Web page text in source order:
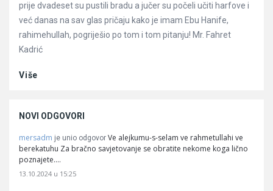
prije dvadeset su pustili bradu a jučer su počeli učiti harfove i
već danas na sav glas pričaju kako je imam Ebu Hanife,
rahimehullah, pogriješio po tom i tom pitanju! Mr. Fahret
Kadrić
Više
NOVI ODGOVORI
mersadm je unio odgovor Ve alejkumu-s-selam ve rahmetullahi ve
berekatuhu Za bračno savjetovanje se obratite nekome koga lično
poznajete.…
13.10.2024 u 15:25